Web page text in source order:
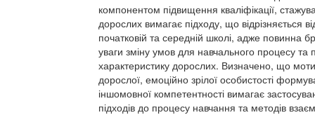
компонентом підвищення кваліфікації,
дорослих вимагає підходу, що відрізняється
початковій та середній школі, адже повинна
уваги зміну умов для навчального процесу та
характеристику дорослих. Визначено, що
дорослої, емоційно зрілої особистості
іншомовної компетентності вимагає
підходів до процесу навчання та методів